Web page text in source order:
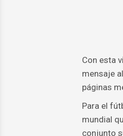
Con esta
mensaje
páginas
Para el
mundial
conjunto